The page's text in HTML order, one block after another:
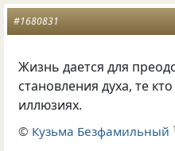
#1680831
Жизнь дается для
становления духа, те
иллюзиях.
© Кузьма Безфамильный